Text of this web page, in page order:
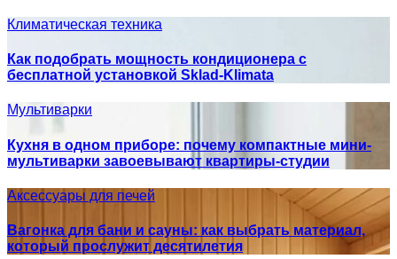
Климатическая техника
Как подобрать мощность кондиционера с
бесплатной установкой Sklad-Klimata
Мультиварки
Кухня в одном приборе: почему компактные мини-
мультиварки завоевывают квартиры-студии
Аксессуары для печей
Вагонка для бани и сауны: как выбрать материал,
который прослужит десятилетия